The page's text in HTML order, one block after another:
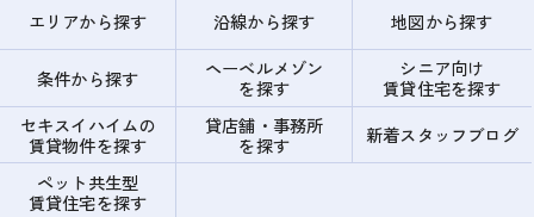
エリアから探す
沿線から探す 地図から探す
条件から探す
ヘーベルメゾン
を探す
シニア向け
賃貸住宅を探す
セキスイハイムの
賃貸物件を探す
貸店舗・事務所
を探す
新着スタッフブログ
ペット共生型
賃貸住宅を探す